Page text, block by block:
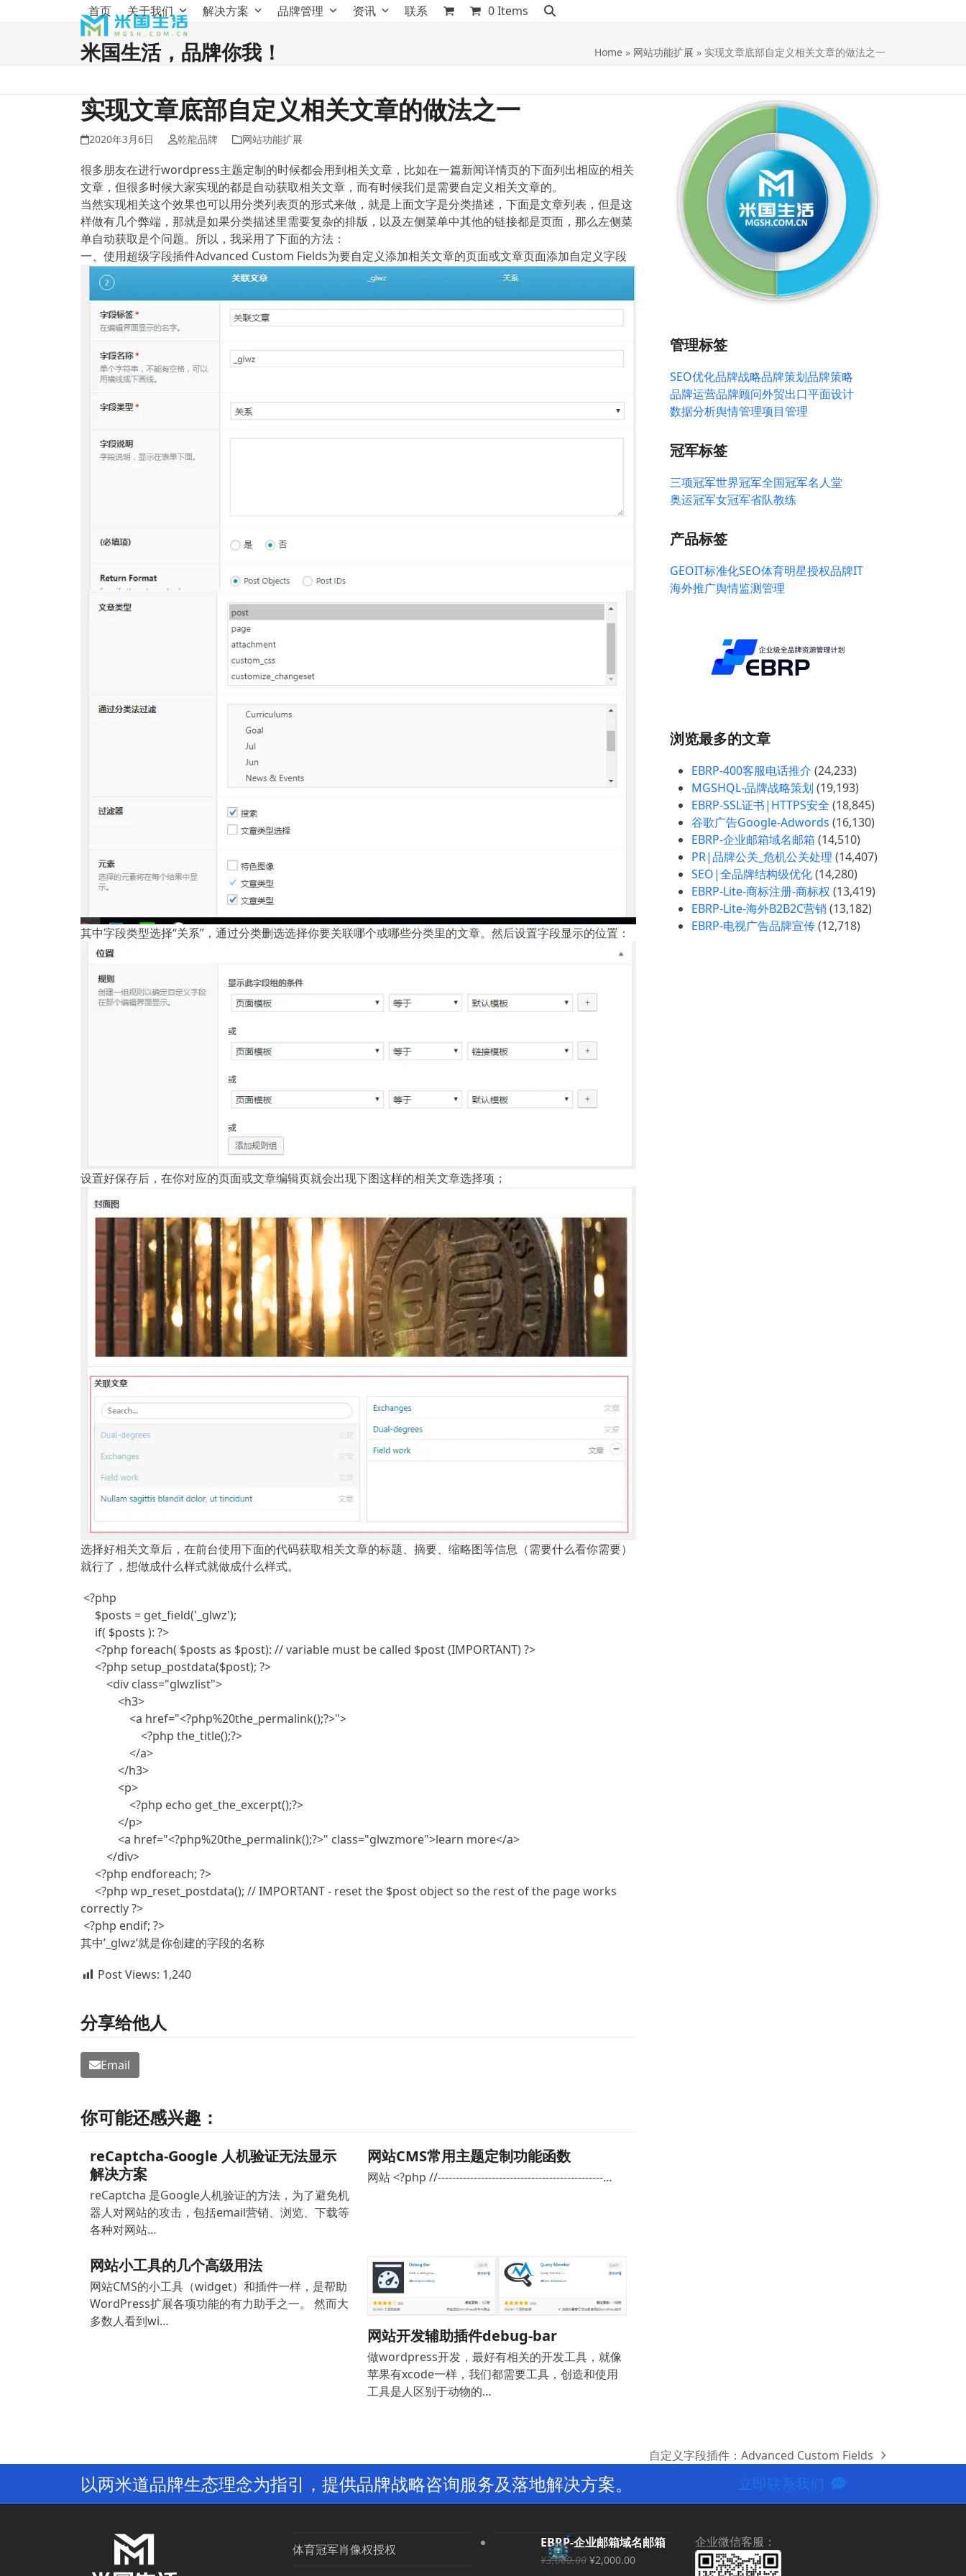
首页 关于我们 解决方案 品牌管理 资讯 联系 0 Items
米国生活，品牌你我！ Home » 网站功能扩展 » 实现文章底部自定义相关文章的做法之一
实现文章底部自定义相关文章的做法之一
2020年3月6日 乾龍品牌 网站功能扩展
很多朋友在进行wordpress主题定制的时候都会用到相关文章，比如在一篇新闻详情页的下面列出相应的相关
文章，但很多时候大家实现的都是自动获取相关文章，而有时候我们是需要自定义相关文章的。
当然实现相关这个效果也可以用分类列表页的形式来做，就是上面文字是分类描述，下面是文章列表，但是这
样做有几个弊端，那就是如果分类描述里需要复杂的排版，以及左侧菜单中其他的链接都是页面，那么左侧菜
单自动获取是个问题。所以，我采用了下面的方法：
一、使用超级字段插件Advanced Custom Fields为要自定义添加相关文章的页面或文章页面添加自定义字段
其中字段类型选择“关系”，通过分类删选选择你要关联哪个或哪些分类里的文章。然后设置字段显示的位置：
设置好保存后，在你对应的页面或文章编辑页就会出现下图这样的相关文章选择项；
选择好相关文章后，在前台使用下面的代码获取相关文章的标题、摘要、缩略图等信息（需要什么看你需要）
就行了，想做成什么样式就做成什么样式。
<?php
correctly ?>
<?php endif; ?>
其中’_glwz’就是你创建的字段的名称
Post Views: 1,240
分享给他人
Email
你可能还感兴趣：
reCaptcha-Google 人机验证无法显示
解决方案
reCaptcha 是Google人机验证的方法，为了避免机
器人对网站的攻击，包括email营销、浏览、下载等
各种对网站…
网站CMS常用主题定制功能函数
网站 <?php //----------------------------------------------…
网站小工具的几个高级用法
网站CMS的小工具（widget）和插件一样，是帮助
WordPress扩展各项功能的有力助手之一。 然而大
多数人看到wi…
网站开发辅助插件debug-bar
做wordpress开发，最好有相关的开发工具，就像
苹果有xcode一样，我们都需要工具，创造和使用
工具是人区别于动物的…
管理标签
SEO优化品牌战略品牌策划品牌策略
品牌运营品牌顾问外贸出口平面设计
数据分析舆情管理项目管理
冠军标签
三项冠军世界冠军全国冠军名人堂
奥运冠军女冠军省队教练
产品标签
GEOIT标准化SEO体育明星授权品牌IT
海外推广舆情监测管理
浏览最多的文章
EBRP-400客服电话推介 (24,233)
MGSHQL-品牌战略策划 (19,193)
EBRP-SSL证书|HTTPS安全 (18,845)
谷歌广告Google-Adwords (16,130)
EBRP-企业邮箱域名邮箱 (14,510)
PR|品牌公关_危机公关处理 (14,407)
SEO|全品牌结构级优化(14,280)
EBRP-Lite-商标注册-商标权 (13,419)
EBRP-Lite-海外B2B2C营销 (13,182)
EBRP-电视广告品牌宣传(12,718)
next
自定义字段插件：Advanced Custom Fields
以两米道品牌生态理念为指引，提供品牌战略咨询服务及落地解决方案。 立即联系我们
体育冠军肖像权授权 EBRP-企业邮箱域名邮箱
¥3,000.00 原
¥2,000.00当
企业微信客服：